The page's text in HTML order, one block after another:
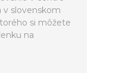
v slovenskom
si môžete
na